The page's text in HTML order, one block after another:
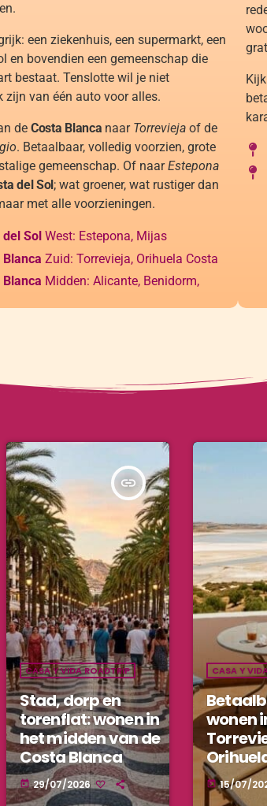
een ziekenhuis, een supermarkt, een
en bovendien een gemeenschap die
bestaat. Tenslotte wil je niet
zijn van één auto voor alles.
deCosta Blanca naar Torrevieja of de
. Betaalbaar, volledig voorzien, grote
gemeenschap. Of naarEstepona
del Sol; wat groener, wat rustiger dan
met alle voorzieningen.
del SolWest: Estepona, Mijas
Blanca Zuid: Torrevieja, Orihuela Costa
Blanca Midden: Alicante, Benidorm,
insert_link
CASA Y VIDA ROADTRIP
Stad, dorp en
torenflat: wonen in
het midden van de
Costa Blanca
today 29/07/2026
CASA Y
wonen
today 15/07/